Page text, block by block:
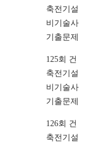
축전기설
비기술사
기출문제
125회 건
축전기설
비기술사
기출문제
126회 건
축전기설